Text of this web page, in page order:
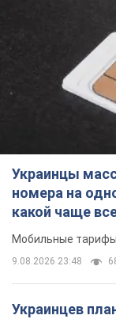
Украинцы
номера на
какой чаще
Мобильные тарифы
9.08.2026 23:48
Украинцев